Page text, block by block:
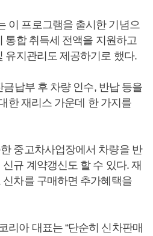
이 프로그램을 출시한 기념으
통합 취득세 전액을 지원하고
유지관리도 제공하기로 했다.
납부 후 차량 인수, 반납 등을
한 재리스 가운데 한 가지를
중고차사업장에서 차량을 반
규 계약갱신도 할 수 있다. 재
차를 구매하면 추가혜택을
리아 대표는 “단순히 신차판매